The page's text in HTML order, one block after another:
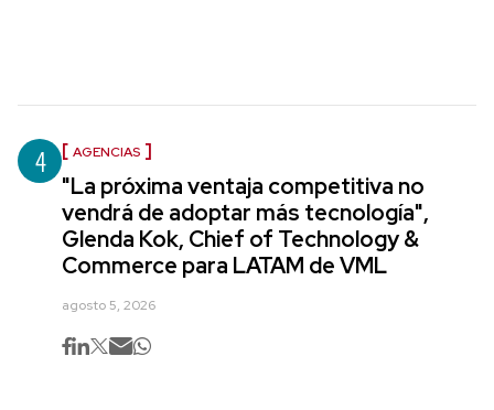
4 AGENCIAS
"La próxima ventaja competitiva no
vendrá de adoptar más tecnología",
Glenda Kok, Chief of Technology &
Commerce para LATAM de VML
agosto 5, 2026